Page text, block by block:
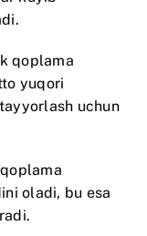
qoplama
yuqori
uchun
oladi, bu esa